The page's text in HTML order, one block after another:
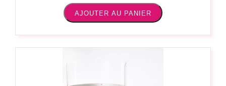
AJOUTER AU PANIER